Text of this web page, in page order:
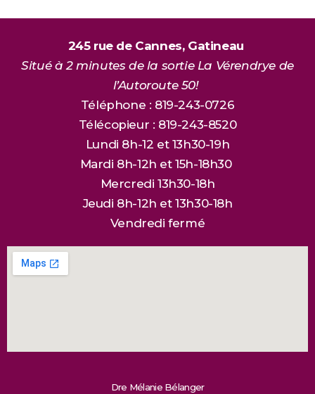
245 rue de Cannes, Gatineau
Situé à 2 minutes de la sortie La Vérendrye de
l’Autoroute 50!
Téléphone : 819-243-0726
Télécopieur : 819-243-8520
Lundi 8h-12 et 13h30-19h
Mardi 8h-12h et 15h-18h30
Mercredi 13h30-18h
Jeudi 8h-12h et 13h30-18h
Vendredi fermé
Dre Mélanie Bélanger